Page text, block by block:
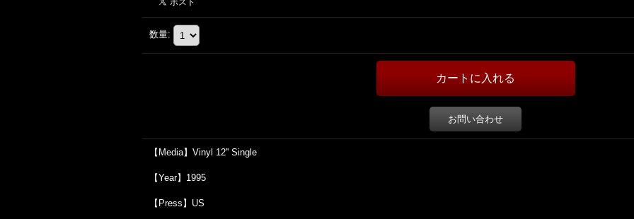
数量:
お問い合わせ
【Media】Vinyl 12'' Single
【Year】1995
【Press】US